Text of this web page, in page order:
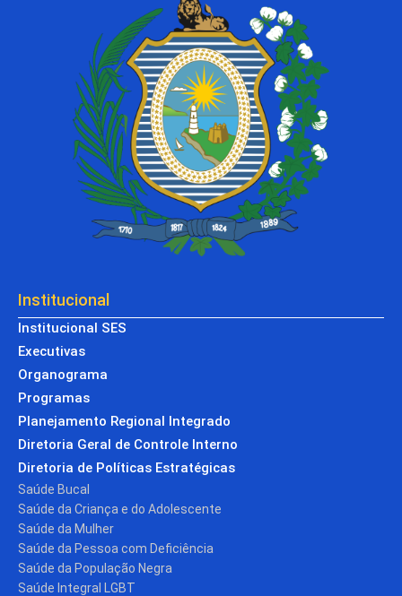
Institucional
Institucional SES
Executivas
Organograma
Programas
Planejamento Regional Integrado
Diretoria Geral de Controle Interno
Diretoria de Políticas Estratégicas
Saúde Bucal
Saúde da Criança e do Adolescente
Saúde da Mulher
Saúde da Pessoa com Deficiência
Saúde da População Negra
Saúde Integral LGBT